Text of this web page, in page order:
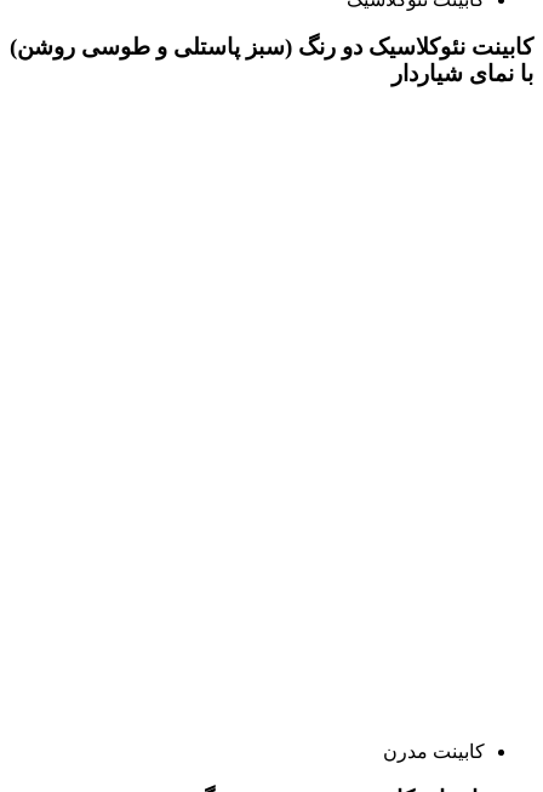
کابینت نئوکلاسیک دو رنگ (سبز پاستلی و طوسی روشن)
با نمای شیاردار
کابینت مدرن